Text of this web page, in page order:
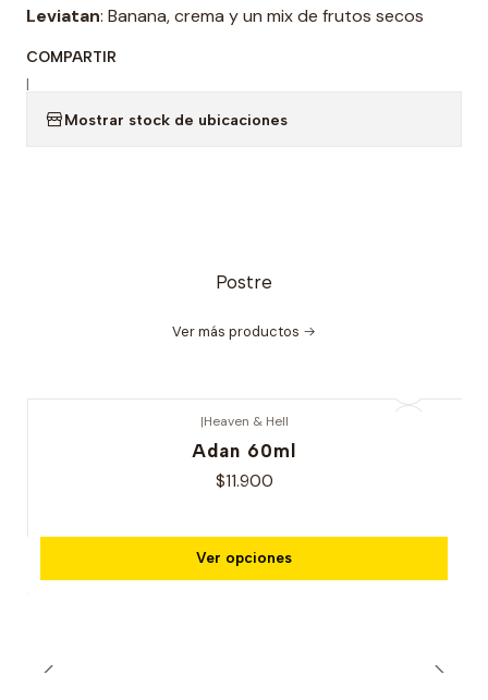
Leviatan: Banana, crema y un mix de frutos secos
COMPARTIR
|
Mostrar stock de ubicaciones
Postre
Ver más productos
|Heaven & Hell
Adan 60ml
$11.900
Ver opciones